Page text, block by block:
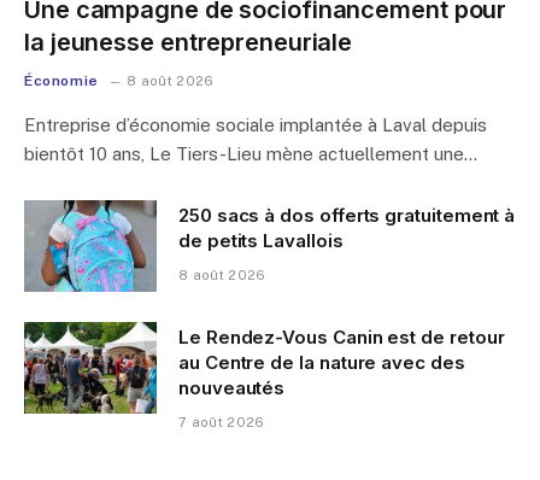
Une campagne de sociofinancement pour
la jeunesse entrepreneuriale
Économie 8 août 2026
Entreprise d’économie sociale implantée à Laval depuis
bientôt 10 ans, Le Tiers-Lieu mène actuellement une…
250 sacs à dos offerts gratuitement à
de petits Lavallois
8 août 2026
Le Rendez-Vous Canin est de retour
au Centre de la nature avec des
nouveautés
7 août 2026